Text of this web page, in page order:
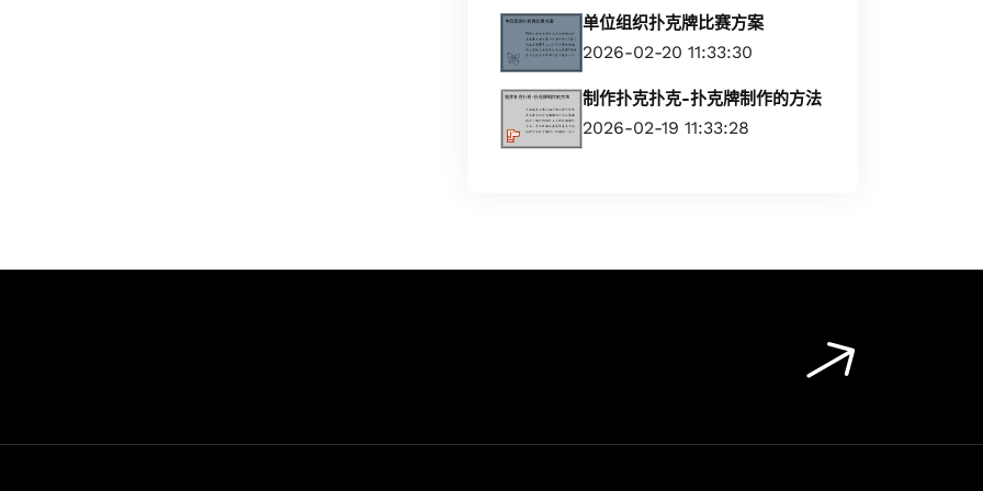
单位组织扑克牌比赛方案
2026-02-20 11:33:30
制作扑克扑克-扑克牌制作的方法
2026-02-19 11:33:28